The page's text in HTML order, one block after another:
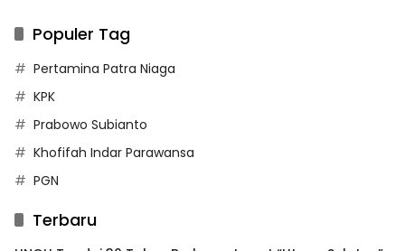
Populer Tag
Pertamina Patra Niaga
KPK
Prabowo Subianto
Khofifah Indar Parawansa
PGN
Terbaru